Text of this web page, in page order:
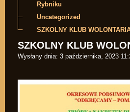
Rybniku
Uncategorized
SZKOLNY KLUB
SZKOLNY KLUB
Wysłany dnia: 3 października, 2023